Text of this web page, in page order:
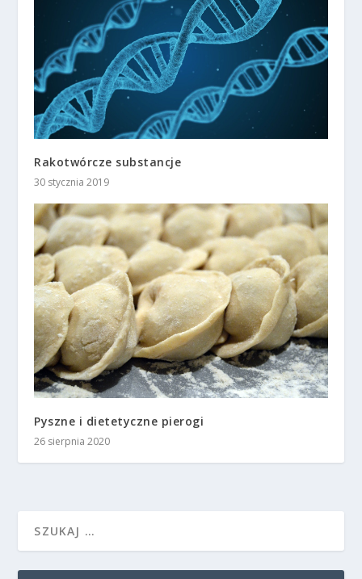
Rakotwórcze substancje
30 stycznia 2019
Pyszne i dietetyczne pierogi
26 sierpnia 2020